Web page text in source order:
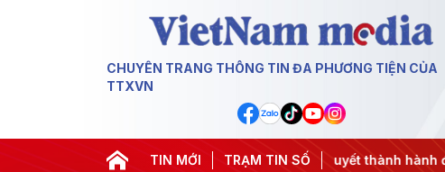
CHUYÊN TRANG THÔNG TIN ĐA PHƯƠNG TIỆN CỦA
TTXVN
TIN MỚI TRẠM TIN SỐ
#APEC 2027 #Đưa Nghị quyết thành hành động #Chiến